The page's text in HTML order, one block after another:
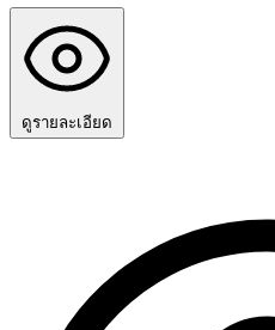
ดูรายละเอียด